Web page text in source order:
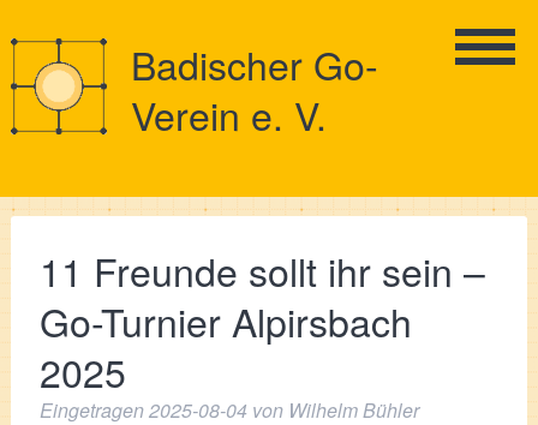
Badischer Go-
Verein e. V.
11 Freunde sollt ihr sein –
Go-Turnier Alpirsbach
2025
Eingetragen2025-08-04 von Wilhelm Bühler